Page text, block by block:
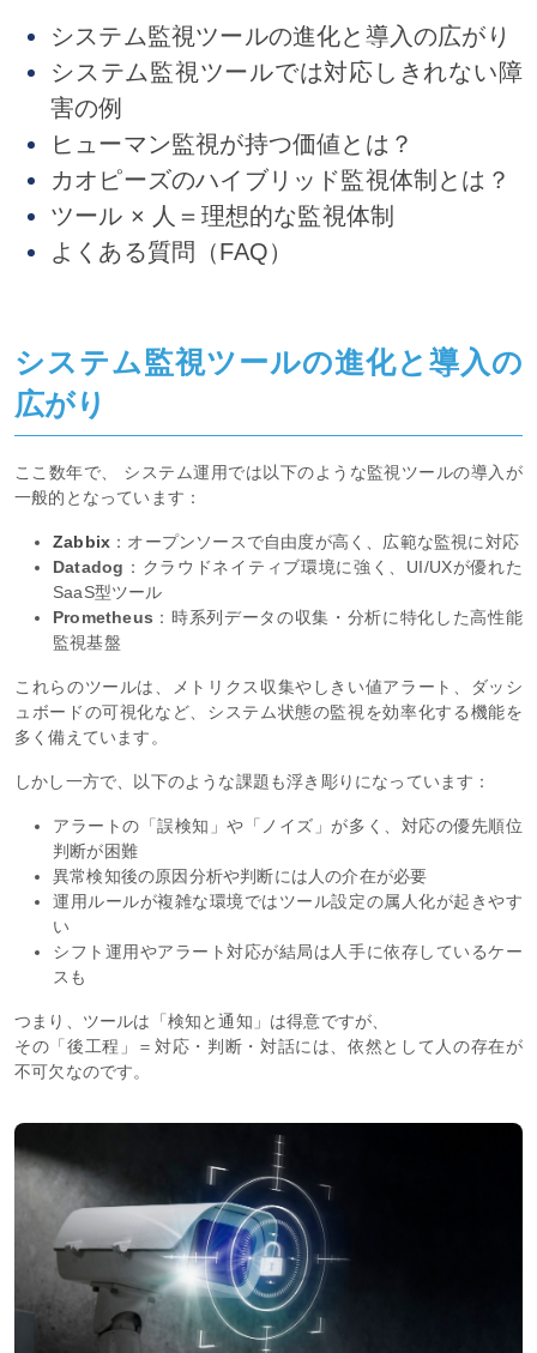
システム監視ツールの進化と導入の広がり
システム監視ツールでは対応しきれない障
害の例
ヒューマン監視が持つ価値とは？
カオピーズのハイブリッド監視体制とは？
ツール × 人＝理想的な監視体制
よくある質問（FAQ）
システム監視ツールの進化と導入の
広がり
ここ数年で、 システム運用では以下のような監視ツールの導入が
一般的となっています：
Zabbix ：オープンソースで自由度が高く、広範な監視に対応
Datadog ：クラウドネイティブ環境に強く、UI/UXが優れた
SaaS型ツール
Prometheus ：時系列データの収集・分析に特化した高性能
監視基盤
これらのツールは、メトリクス収集やしきい値アラート、ダッシ
ュボードの可視化など、システム状態の監視を効率化する機能を
多く備えています。
しかし一方で、以下のような課題も浮き彫りになっています：
アラートの「誤検知」や「ノイズ」が多く、対応の優先順位
判断が困難
異常検知後の原因分析や判断には人の介在が必要
運用ルールが複雑な環境ではツール設定の属人化が起きやす
い
シフト運用やアラート対応が結局は人手に依存しているケー
スも
つまり、ツールは「検知と通知」は得意ですが、
その「後工程」＝対応・判断・対話には、依然として人の存在が
不可欠なのです。